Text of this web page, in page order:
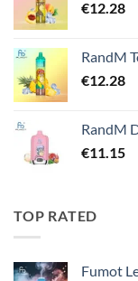
€12.28
RandM
€12.28
RandM
€11.15
TOP RATED
Fumot